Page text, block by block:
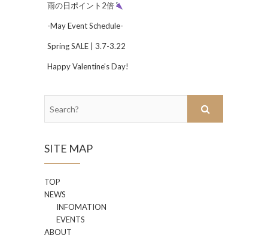
雨の日ポイント2倍
-May Event Schedule-
Spring SALE | 3.7-3.22
Happy Valentine’s Day!
SITE MAP
TOP
NEWS
INFOMATION
EVENTS
ABOUT